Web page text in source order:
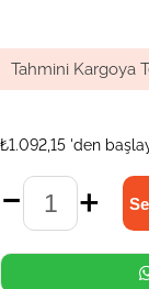
Tahmini Kargoya
₺1.092,15 'den